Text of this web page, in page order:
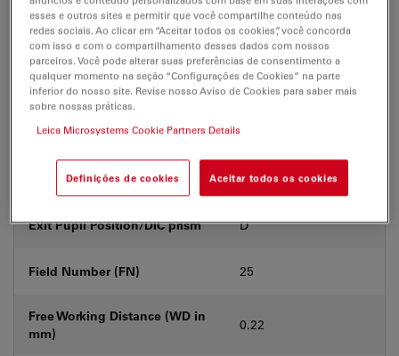
Technical Specs
Product Number 11506355
Correction Ring (CORR)
Coverglass With
Exit Pupil Position/DIC prism D
Field Number (FN) 25
Free Working Distance (WD in
mm)
0.22
esses e outros sites e permitir que você compartilhe conteúdo nas
redes sociais. Ao clicar em “Aceitar todos os cookies”, você concorda
com isso e com o compartilhamento desses dados com nossos
parceiros. Você pode alterar suas preferências de consentimento a
qualquer momento na seção “Configurações de Cookies” na parte
inferior do nosso site. Revise nosso Aviso de Cookies para saber mais
sobre nossas práticas.
Leica Microsystems Cookie Partners Details
Definições de cookies Aceitar todos os cookies